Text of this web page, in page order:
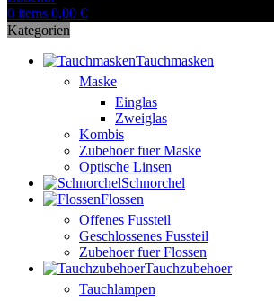
0 items 0,00 €
Kategorien
Tauchmasken
Maske
Einglas
Zweiglas
Kombis
Zubehoer fuer Maske
Optische Linsen
Schnorchel
Flossen
Offenes Fussteil
Geschlossenes Fussteil
Zubehoer fuer Flossen
Tauchzubehoer
Tauchlampen